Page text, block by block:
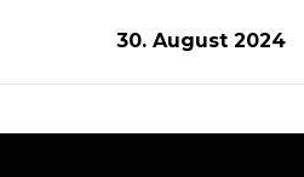
30. August 2024